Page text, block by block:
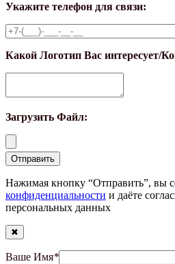
Укажите телефон для связи:
Какой Логотип Вас интересует/
Загрузить Файл:
Нажимая кнопку “Отправить”, вы
конфиденциальности и даёте
персональных данных
✖
Ваше Имя*